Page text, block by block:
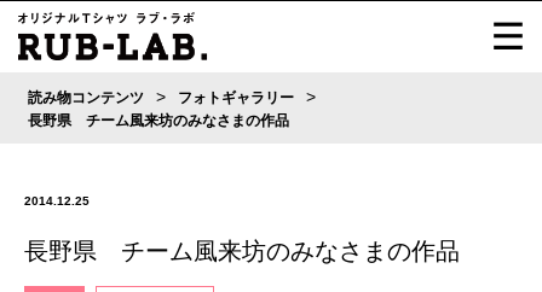
読み物コンテンツ > フォトギャラリー >
長野県 チーム風来坊のみなさまの作品
2014.12.25
長野県 チーム風来坊のみなさまの作品